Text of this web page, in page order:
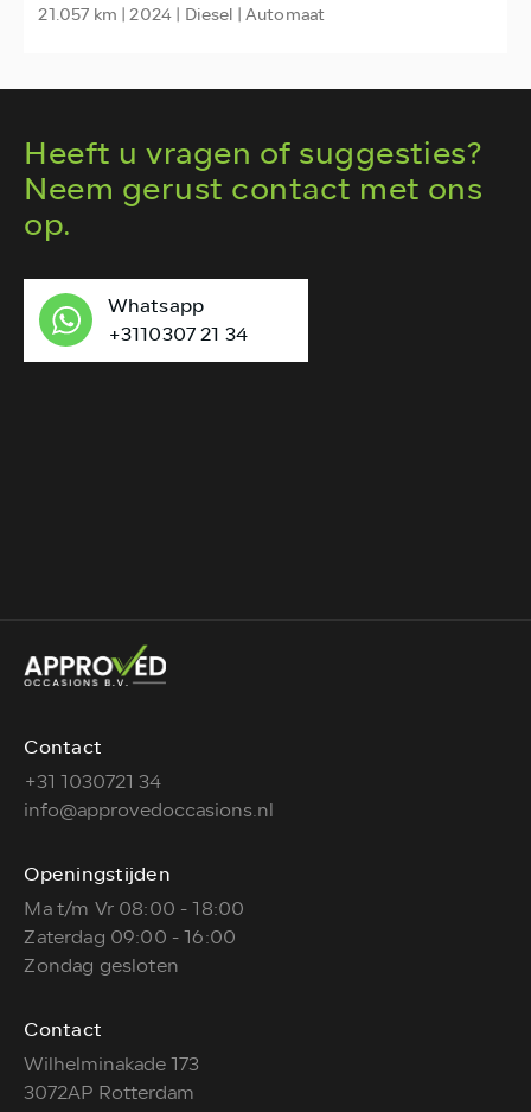
21.057 km | 2024 | Diesel | Automaat
Heeft u vragen of suggesties?
Neem gerust contact met ons
op.
Whatsapp
+3110307 21 34
Contact
+31 1030721 34
info@approvedoccasions.nl
Openingstijden
Ma t/m Vr 08:00 - 18:00
Zaterdag 09:00 - 16:00
Zondag gesloten
Contact
Wilhelminakade 173
3072AP Rotterdam